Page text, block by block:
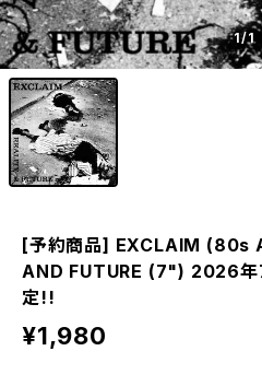
1/1
[予約商品] EXCLAIM (80s
AND FUTURE (7") 2026年
定!!
¥1,980